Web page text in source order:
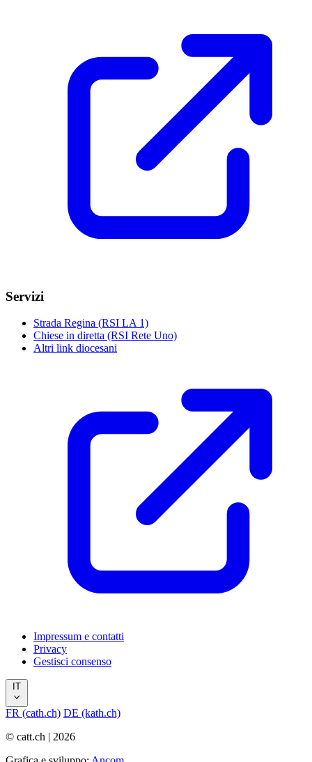
Servizi
Strada Regina (RSI LA 1)
Chiese in diretta (RSI Rete Uno)
Altri link diocesani
Impressum e contatti
Privacy
Gestisci consenso
IT
FR (cath.ch) DE (kath.ch)
© catt.ch | 2026